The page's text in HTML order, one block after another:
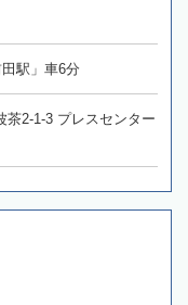
駅」車6分
茶2-1-3 プレスセンター